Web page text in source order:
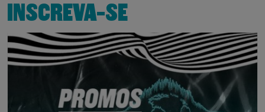
INSCREVA-SE